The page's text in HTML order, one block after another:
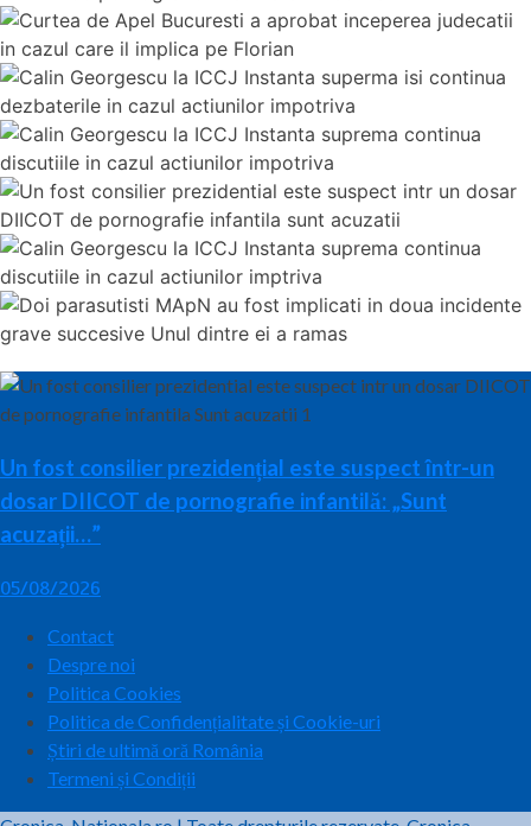
Un fost consilier prezidențial este suspect într-un
dosar DIICOT de pornografie infantilă: „Sunt
acuzații…”
05/08/2026
Contact
Despre noi
Politica Cookies
Politica de Confidențialitate și Cookie-uri
Știri de ultimă oră România
Termeni și Condiții